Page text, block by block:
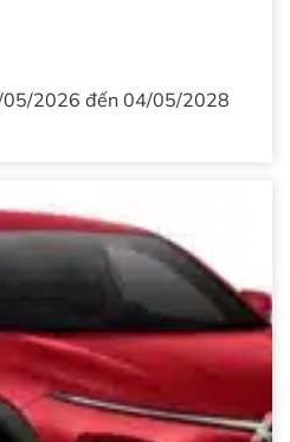
2026 đến 04/05/2028